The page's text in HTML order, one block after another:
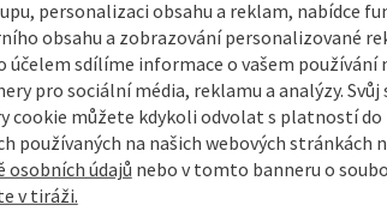
personalizaci obsahu a reklam, nabídce
obsahu a zobrazování personalizované
sdílíme informace o vašem používání
pro sociální média, reklamu a analýzy. Svůj
cookie můžete kdykoli odvolat s platností do
používaných na našich webových stránkách
osobních údajů nebo v tomto banneru o
v tiráži.